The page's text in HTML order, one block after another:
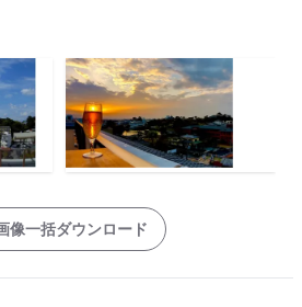
像一括ダウンロード